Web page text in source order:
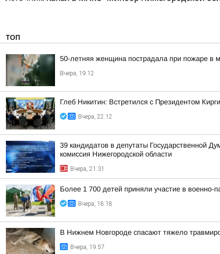
ТОП
50-летняя женщина пострадала при пожаре в
Вчера, 19:12
Глеб Никитин: Встретился с Президентом
Вчера, 22:12
39 кандидатов в депутаты Государственной
комиссия Нижегородской области
Вчера, 21:31
Более 1 700 детей приняли участие в военно-
Вчера, 18:18
В Нижнем Новгороде спасают тяжело
Вчера, 19:57